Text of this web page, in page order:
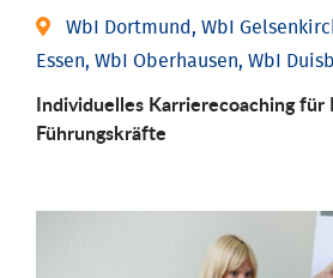
WbI Dortmund, WbI
Essen, WbI Oberhausen, WbI
Individu­elles Karrierecoaching für
Führungs­kräfte